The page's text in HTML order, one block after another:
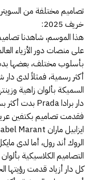
خريف 2025:
هذا الموسم، شاهدنا
على منصات دور الأزياء
بأسلوب مختلف، بعضها
السميكة بألوان زاهية
فقدمت تصاميم بكتفين
التصاميم الكلاسيكية
كل دار أزياد قدمت رؤيتها